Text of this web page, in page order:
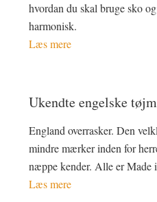
hvordan du skal bruge sko
harmonisk.
Læs mere
Ukendte engelske
England overrasker. Den
mindre mærker inden for
næppe kender. Alle er Made
Læs mere